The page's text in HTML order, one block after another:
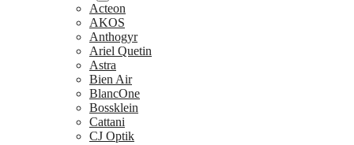
Acteon
AKOS
Anthogyr
Ariel Quetin
Astra
Bien Air
BlancOne
Bossklein
Cattani
CJ Optik